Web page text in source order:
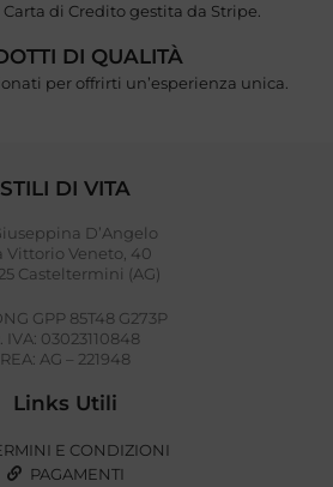
di Credito gestita da Stripe.
DI QUALITÀ
per offrirti un’esperienza unica.
STILI DI VITA
D’Angelo
Vittorio Veneto, 40
Casteltermini (AG)
GPP 85T48 G273P
IVA: 03023110848
REA: AG – 221948
Links Utili
E CONDIZIONI
PAGAMENTI